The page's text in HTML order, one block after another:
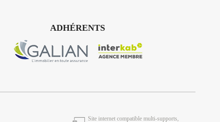
ADHÉRENTS
Site internet compatible multi-supports,